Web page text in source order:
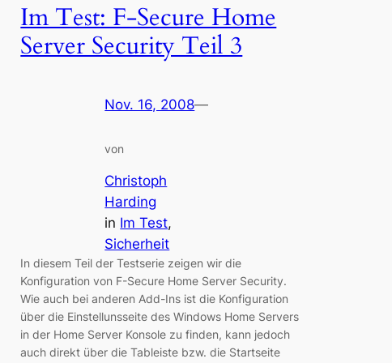
Im Test: F-Secure Home
Server Security Teil 3
Nov. 16, 2008—
von
Christoph
Harding
in Im Test
Sicherheit
In diesem Teil der Testserie zeigen wir die
Konfiguration von F-Secure Home Server Security.
Wie auch bei anderen Add-Ins ist die Konfiguration
über die Einstellunsseite des Windows Home Servers
in der Home Server Konsole zu finden, kann jedoch
auch direkt über die Tableiste bzw. die Startseite